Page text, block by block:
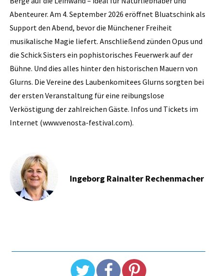
Abenteurer. Am 4. September 2026 eröffnet Bluatschink als
Support den Abend, bevor die Münchener Freiheit
musikalische Magie liefert. Anschließend zünden Opus und
die Schick Sisters ein pophistorisches Feuerwerk auf der
Bühne. Und dies alles hinter den historischen Mauern von
Glurns. Die Vereine des Laubenkomitees Glurns sorgten bei
der ersten Veranstaltung für eine reibungslose
Verköstigung der zahlreichen Gäste. Infos und Tickets im
Internet (www.venosta-festival.com).
Ingeborg Rainalter Rechenmacher